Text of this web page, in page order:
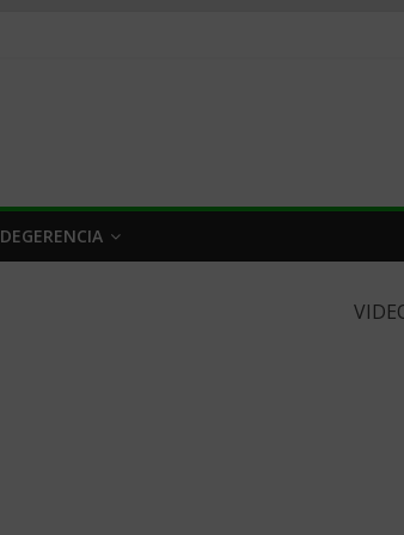
DEGERENCIA